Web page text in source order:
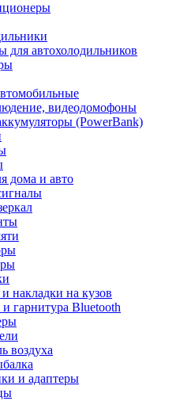
для автохолодильников
видеодомофоны
(PowerBank)
дома и авто
накладки на кузов
гарнитура Bluetooth
воздуха
и адаптеры